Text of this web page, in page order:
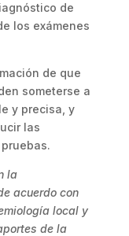
de
los exámenes
de que
someterse a
y precisa, y
las
la
acuerdo con
local y
de la